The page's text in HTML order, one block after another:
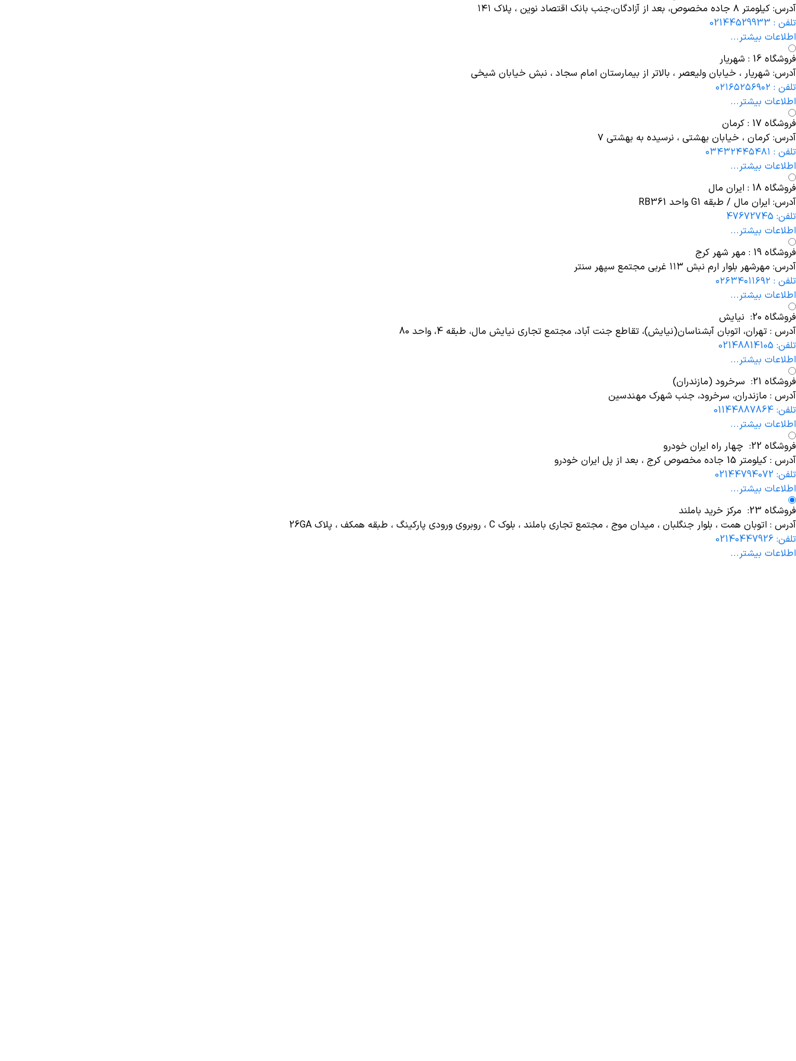
آدرس: کیلومتر ۸ جاده مخصوص، بعد از آزادگان،جنب بانک اقتصاد نوین ، پلاک ۱۴۱
تلفن : 02144529933
اطلاعات بیشتر...
فروشگاه 16 : شهریار
آدرس: شهریار ، خیابان ولیعصر ، بالاتر از بیمارستان امام سجاد ، نبش خیابان شیخی
تلفن : ۰۲۱۶۵۲۵۶۹۰۲
اطلاعات بیشتر...
فروشگاه 17 : کرمان
آدرس: کرمان ، خیابان بهشتی ، نرسیده به بهشتی ۷
تلفن : ۰۳۴۳۲۴۴۵۴۸۱
اطلاعات بیشتر...
فروشگاه 18 : ایران مال
آدرس: ایران مال / طبقه G1 واحد RB361
تلفن: 47672745
اطلاعات بیشتر...
فروشگاه 19 : مهر شهر کرج
آدرس: مهرشهر بلوار ارم نبش ۱۱۳ غربی مجتمع سپهر سنتر
تلفن : ۰۲۶۳۴۰۱۱۶۹۲
اطلاعات بیشتر...
فروشگاه 20: نیایش
آدرس : تهران، اتوبان آبشناسان(نیایش)، تقاطع جنت آباد، مجتمع تجاری نیایش مال، طبقه 4، واحد 80
تلفن: 02148814105
اطلاعات بیشتر...
فروشگاه 21: سرخرود (مازندران)
آدرس : مازندران، سرخرود، جنب شهرک مهندسین
تلفن: 01144887864
اطلاعات بیشتر...
فروشگاه 22: چهار راه ایران خودرو
آدرس : کیلومتر 15 جاده مخصوص کرج ، بعد از پل ایران خودرو
تلفن: 02144794072
اطلاعات بیشتر...
فروشگاه 23: مرکز خرید باملند
آدرس : اتوبان همت ، بلوار جنگلبان ، میدان موج ، مجتمع تجاری باملند ، بلوک C ، روبروی ورودی پارکینگ ، طبقه همکف ، پلاک 26GA
تلفن: 02140447926
اطلاعات بیشتر...